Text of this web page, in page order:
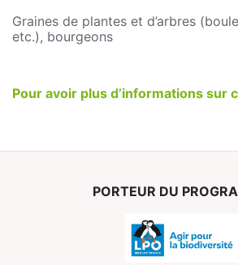
Graines de plantes et d’arbres
etc.), bourgeons
Pour avoir plus d’informations sur
PORTEUR DU